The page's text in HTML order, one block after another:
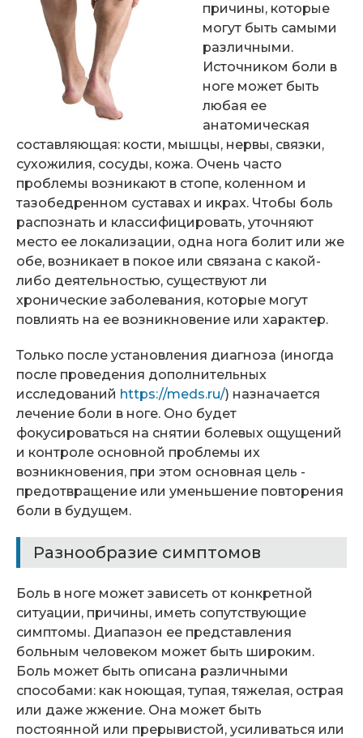
причины, которые
могут быть самыми
различными.
Источником боли в
ноге может быть
любая ее
анатомическая
составляющая: кости, мышцы, нервы, связки,
сухожилия, сосуды, кожа. Очень часто
проблемы возникают в стопе, коленном и
тазобедренном суставах и икрах. Чтобы боль
распознать и классифицировать, уточняют
место ее локализации, одна нога болит или же
обе, возникает в покое или связана с какой-
либо деятельностью, существуют ли
хронические заболевания, которые могут
повлиять на ее возникновение или характер.
Только после установления диагноза (иногда
после проведения дополнительных
исследований https://meds.ru/) назначается
лечение боли в ноге. Оно будет
фокусироваться на снятии болевых ощущений
и контроле основной проблемы их
возникновения, при этом основная цель -
предотвращение или уменьшение повторения
боли в будущем.
Разнообразие симптомов
Боль в ноге может зависеть от конкретной
ситуации, причины, иметь сопутствующие
симптомы. Диапазон ее представления
больным человеком может быть широким.
Боль может быть описана различными
способами: как ноющая, тупая, тяжелая, острая
или даже жжение. Она может быть
постоянной или прерывистой, усиливаться или